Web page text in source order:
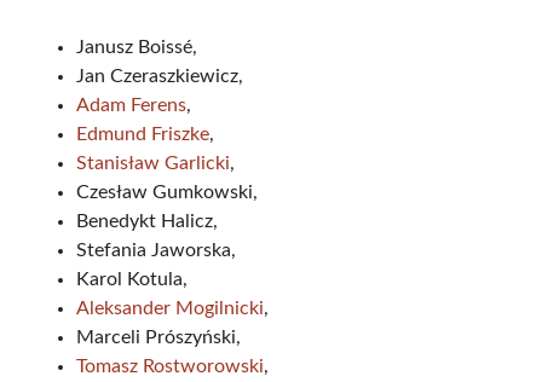
Janusz Boissé,
Jan Czeraszkiewicz,
Adam Ferens,
Edmund Friszke,
Stanisław Garlicki,
Czesław Gumkowski,
Benedykt Halicz,
Stefania Jaworska,
Karol Kotula,
Aleksander Mogilnicki,
Marceli Prószyński,
Tomasz Rostworowski,